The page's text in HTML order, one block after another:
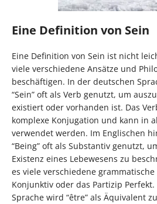
Eine Definition von Sein
Eine Definition von Sein ist nicht
viele verschiedene Ansätze und
beschäftigen. In der deutschen
“Sein” oft als Verb genutzt, um
existiert oder vorhanden ist. Das
komplexe Konjugation und kann in
verwendet werden. Im Englischen
“Being” oft als Substantiv genutzt,
Existenz eines Lebewesens zu
es viele verschiedene
Konjunktiv oder das Partizip
Sprache wird “être” als Äquivalent